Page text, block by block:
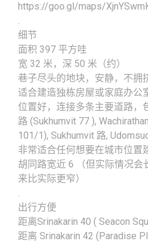
https://goo.gl/maps/
.
细节
面积 397 平方哇
宽 32 米，深 50 米（约）
巷子尽头的地块，安静，不拥
适合建造独栋房屋或家庭办公
位置好，连接多条主要道路，
路 (Sukhumvit 77 ),
101/1), Sukhumvit 路,
非常适合任何想要在城市位置
胡同路宽近 6 （但实际情况会
来比实际更窄）
.
出行方便
距离Srinakarin 40 ( Seacon
距离 Srinakarin 42 (Paradise